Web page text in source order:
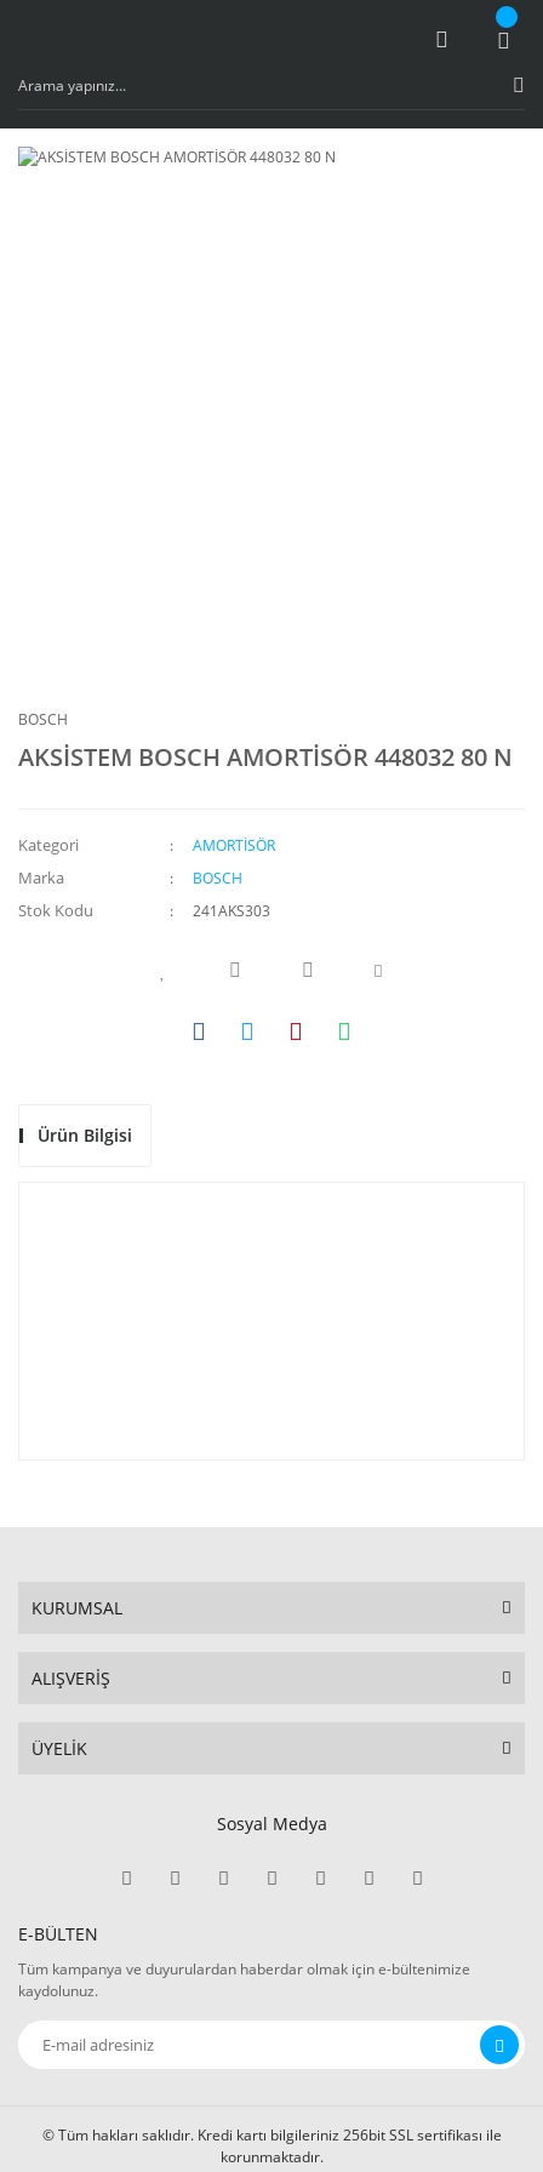
BOSCH
AKSİSTEM BOSCH AMORTİSÖR 448032 80 N
Kategori AMORTİSÖR
Marka BOSCH
Stok Kodu 241AKS303
Ürün Bilgisi
KURUMSAL
ALIŞVERİŞ
ÜYELİK
Sosyal Medya
E-BÜLTEN
Tüm kampanya ve duyurulardan haberdar olmak için e-bültenimize
kaydolunuz.
© Tüm hakları saklıdır. Kredi kartı bilgileriniz 256bit SSL sertifikası ile
korunmaktadır.